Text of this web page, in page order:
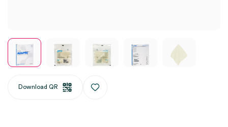
Download QR